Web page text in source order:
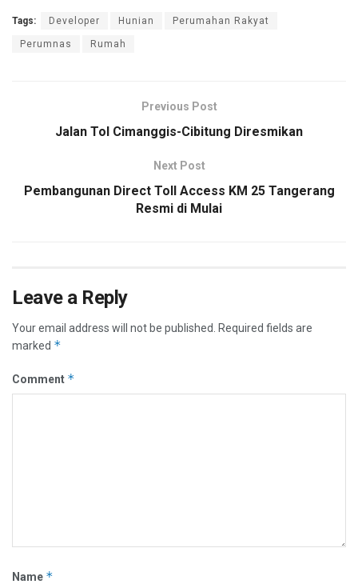
Tags: Developer Hunian Perumahan Rakyat
Perumnas Rumah
Previous Post
Jalan Tol Cimanggis-Cibitung Diresmikan
Next Post
Pembangunan Direct Toll Access KM 25 Tangerang
Resmi di Mulai
Leave a Reply
Your email address will not be published.
Required fields are
marked *
Comment *
Name *